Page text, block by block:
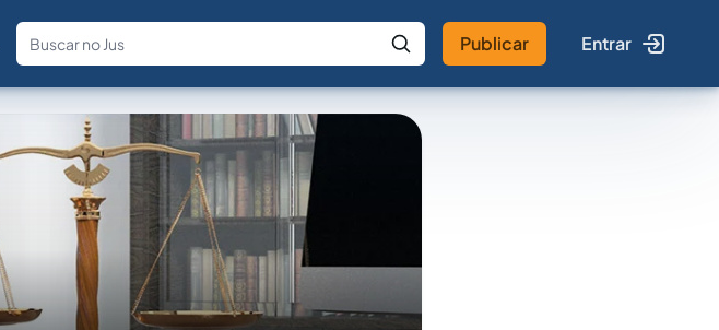
Fale com a IA Buscar no Jus
Publicar Entrar